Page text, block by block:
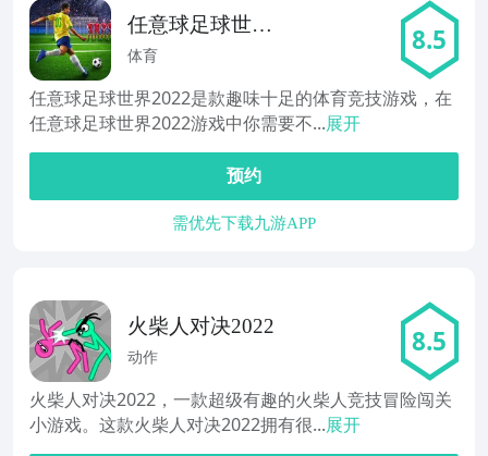
任意球足球世界
2022
体育 8.5
任意球足球世界2022是款趣味十足的体育竞技游戏，在
任意球足球世界2022游戏中你需要不...展开
预约
需优先下载九游APP
火柴人对决2022
动作 8.5
火柴人对决2022，一款超级有趣的火柴人竞技冒险闯关
小游戏。这款火柴人对决2022拥有很...展开